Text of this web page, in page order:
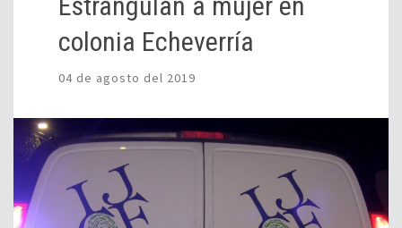
colonia Echeverría
04 de agosto del 2019